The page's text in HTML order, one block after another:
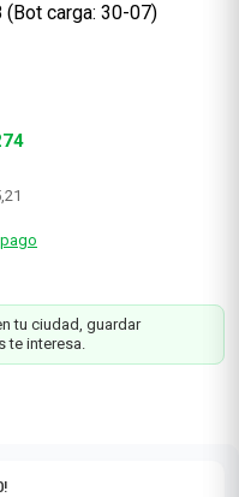
carga: 30-07)
tu ciudad, guardar
te interesa.